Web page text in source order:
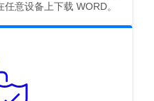
意设备上下载 WORD。